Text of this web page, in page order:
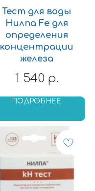
Тест для воды
Нилпа Fe для
определения
концентрации
железа
1 540 р.
ПОДРОБНЕЕ